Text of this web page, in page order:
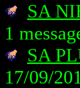
SA
1
SA
17/09/